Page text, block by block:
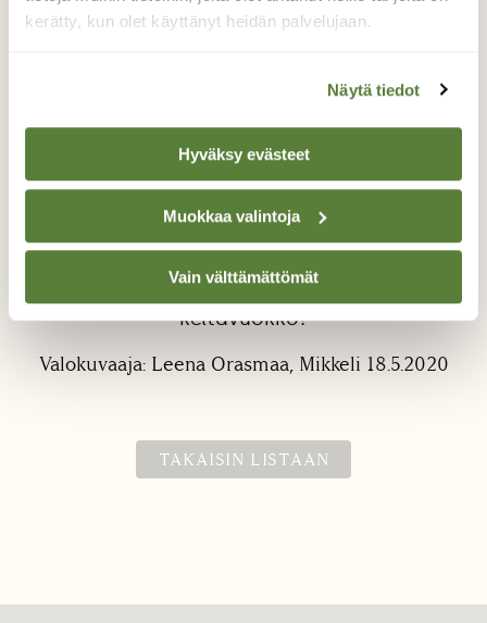
kerätty, kun olet käyttänyt heidän palvelujaan.
Näytä tiedot
Hyväksy evästeet
Muokkaa valintoja
Vain välttämättömät
Sinivuokko valkovuokon
lehdillä
Mikä mahtaa olla tämä pinkki vuokko, kuin
keltavuokko?
Valokuvaaja: Leena Orasmaa, Mikkeli 18.5.2020
TAKAISIN LISTAAN